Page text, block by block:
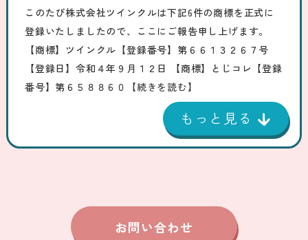
このたび株式会社ツインクルは下記6件の商標を正式に
登録いたしましたので、ここにご報告申し上げます。
【商標】ツインクル【登録番号】第６６１３２６７号
【登録日】令和４年９月１２日 【商標】とじコレ【登録
番号】第６５８８６０
【続きを読む】
お問い合わせ